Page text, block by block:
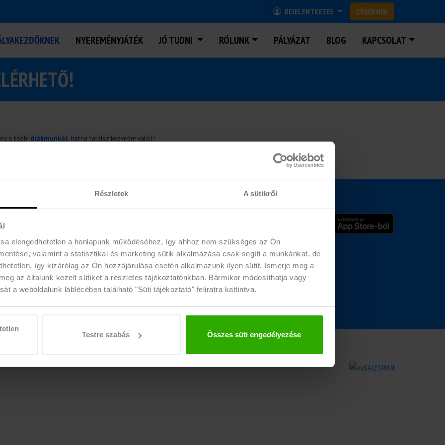
Részletek A sütikről
elengedhetetlen a honlapunk működéséhez, így ahhoz nem szükséges az Ön
valamint a statisztikai és marketing sütik alkalmazása csak segíti a munkánkat, de
így kizárólag az Ön hozzájárulása esetén alkalmazunk ilyen sütit. Ismerje meg a
az általunk kezelt sütiket a részletes tájékoztatónkban. Bármikor módosíthatja vagy
a weboldalunk láblécében található "Süti tájékoztató" feliratra kattintva.
Testre szabás Összes süti engedélyezése
BEJELENTKEZÉS CÉGEKNEK
NYEREMÉNYJÁTÉK JÓ TUDNI RÓLUNK PÁLYÁZAT BLOG KAPCSOLAT
a többi diákmunkát, hátha találsz kedvedre valót!
euDiákok Diákmunka
1137 Budapest, Katona József utca 15.
ugyfelszolgalat@eujobshrgroup.hu
NYITVA TARTÁS
Hétfő
10:00 - 16:00
Kedd-Péntek
09:00 - 16:00
MOBIL APPLIKÁCIÓ
Háttérellenőrzés és referenciaigazolás